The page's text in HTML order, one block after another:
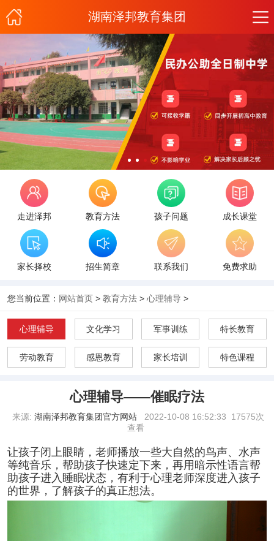
湖南泽邦教育集团
走进泽邦 教育方法 孩子问题 成长课堂
家长择校 招生简章 联系我们 免费求助
您当前位置： 网站首页 > 教育方法 > 心理辅导 >
心理辅导 文化学习 军事训练 特长教育
劳动教育 感恩教育 家长培训 特色课程
心理辅导——催眠疗法
来源: 湖南泽邦教育集团官方网站 2022-10-08 16:52:33
17575次
查看
让孩子闭上眼睛，老师播放一些大自然的鸟声、水声
等纯音乐，帮助孩子快速定下来，再用暗示性语言帮
助孩子进入睡眠状态，有利于心理老师深度进入孩子
的世界，了解孩子的真正想法。